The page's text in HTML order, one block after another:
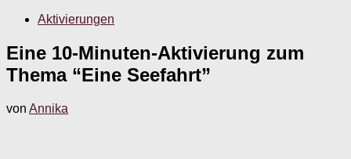
Aktivierungen
Eine 10-Minuten-Aktivierung zum
Thema “Eine Seefahrt”
von Annika